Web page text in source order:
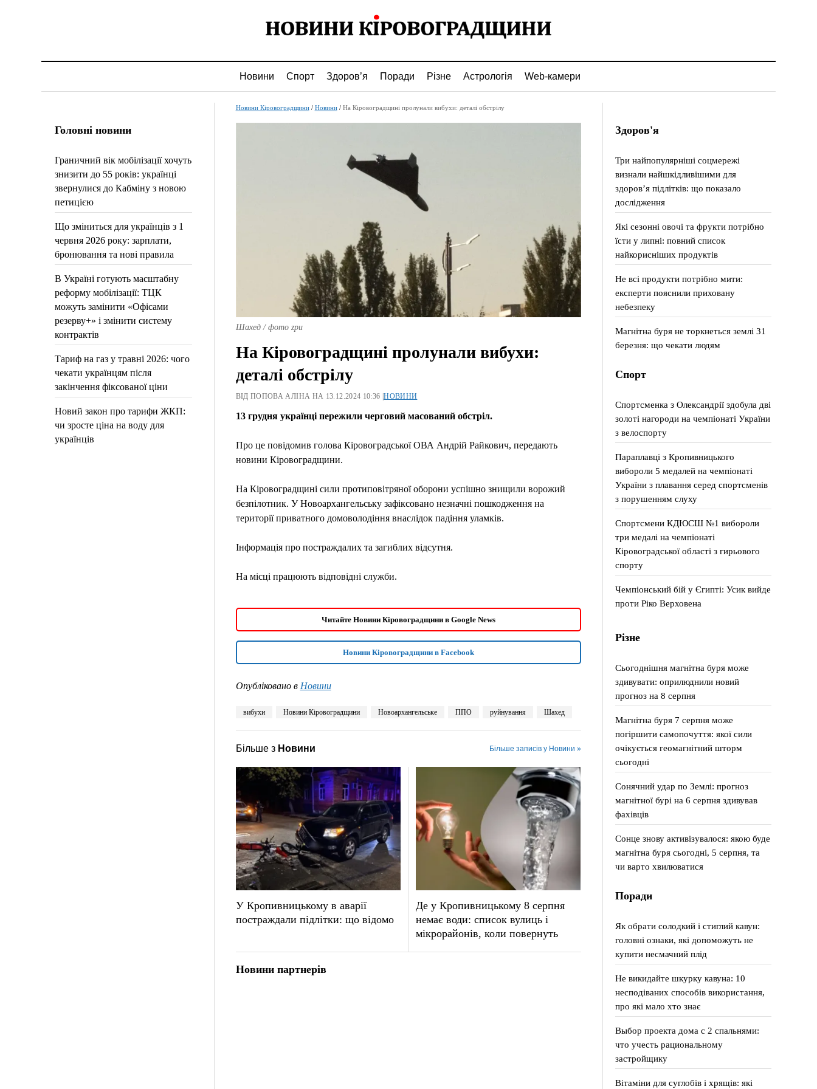
Новини Спорт Здоров’я Поради Різне Астрологія Web-камери
Головні новини
Граничний вік мобілізації хочуть
знизити до 55 років: українці
звернулися до Кабміну з новою
петицією
Що зміниться для українців з 1
червня 2026 року: зарплати,
бронювання та нові правила
В Україні готують масштабну
реформу мобілізації: ТЦК
можуть замінити «Офісами
резерву+» і змінити систему
контрактів
Тариф на газ у травні 2026: чого
чекати українцям після
закінчення фіксованої ціни
Новий закон про тарифи ЖКП:
чи зросте ціна на воду для
українців
Новини Кіровоградщини/ Новини/ На Кіровоградщині пролунали вибухи: деталі обстрілу
Шахед / фото zpu
На Кіровоградщині пролунали вибухи:
деталі обстрілу
ВІД ПОПОВА АЛІНА НА 13.12.2024 10:36 |НОВИНИ
13 грудня українці пережили черговий масований обстріл.
Про це повідомив голова Кіровоградської ОВА Андрій Райкович, передають
новини Кіровоградщини.
На Кіровоградщині сили протиповітряної оборони успішно знищили ворожий
безпілотник. У Новоархангельську зафіксовано незначні пошкодження на
території приватного домоволодіння внаслідок падіння уламків.
Інформація про постраждалих та загиблих відсутня.
На місці працюють відповідні служби.
Читайте Новини Кіровоградщини в Google News
Новини Кіровоградщини в Facebook
Опубліковано в Новини
вибухи Новини Кіровоградщини Новоархангельське ППО руйнування Шахед
Більше з Новини Більше записів у Новини »
У Кропивницькому в аварії
постраждали підлітки: що відомо
Де у Кропивницькому 8 серпня
немає води: список вулиць і
мікрорайонів, коли повернуть
Новини партнерів
Здоров'я
Три найпопулярніші соцмережі
визнали найшкідливішими для
здоров’я підлітків: що показало
дослідження
Які сезонні овочі та фрукти потрібно
їсти у липні: повний список
найкорисніших продуктів
Не всі продукти потрібно мити:
експерти пояснили приховану
небезпеку
Магнітна буря не торкнеться землі 31
березня: що чекати людям
Спорт
Спортсменка з Олександрії здобула дві
золоті нагороди на чемпіонаті України
з велоспорту
Параплавці з Кропивницького
вибороли 5 медалей на чемпіонаті
України з плавання серед спортсменів
з порушенням слуху
Спортсмени КДЮСШ №1 вибороли
три медалі на чемпіонаті
Кіровоградської області з гирьового
спорту
Чемпіонський бій у Єгипті: Усик вийде
проти Ріко Верховена
Різне
Сьогоднішня магнітна буря може
здивувати: оприлюднили новий
прогноз на 8 серпня
Магнітна буря 7 серпня може
погіршити самопочуття: якої сили
очікується геомагнітний шторм
сьогодні
Сонячний удар по Землі: прогноз
магнітної бурі на 6 серпня здивував
фахівців
Сонце знову активізувалося: якою буде
магнітна буря сьогодні, 5 серпня, та
чи варто хвилюватися
Поради
Як обрати солодкий і стиглий кавун:
головні ознаки, які допоможуть не
купити несмачний плід
Не викидайте шкурку кавуна: 10
несподіваних способів використання,
про які мало хто знає
Выбор проекта дома с 2 спальнями:
что учесть рациональному
застройщику
Вітаміни для суглобів і хрящів: які